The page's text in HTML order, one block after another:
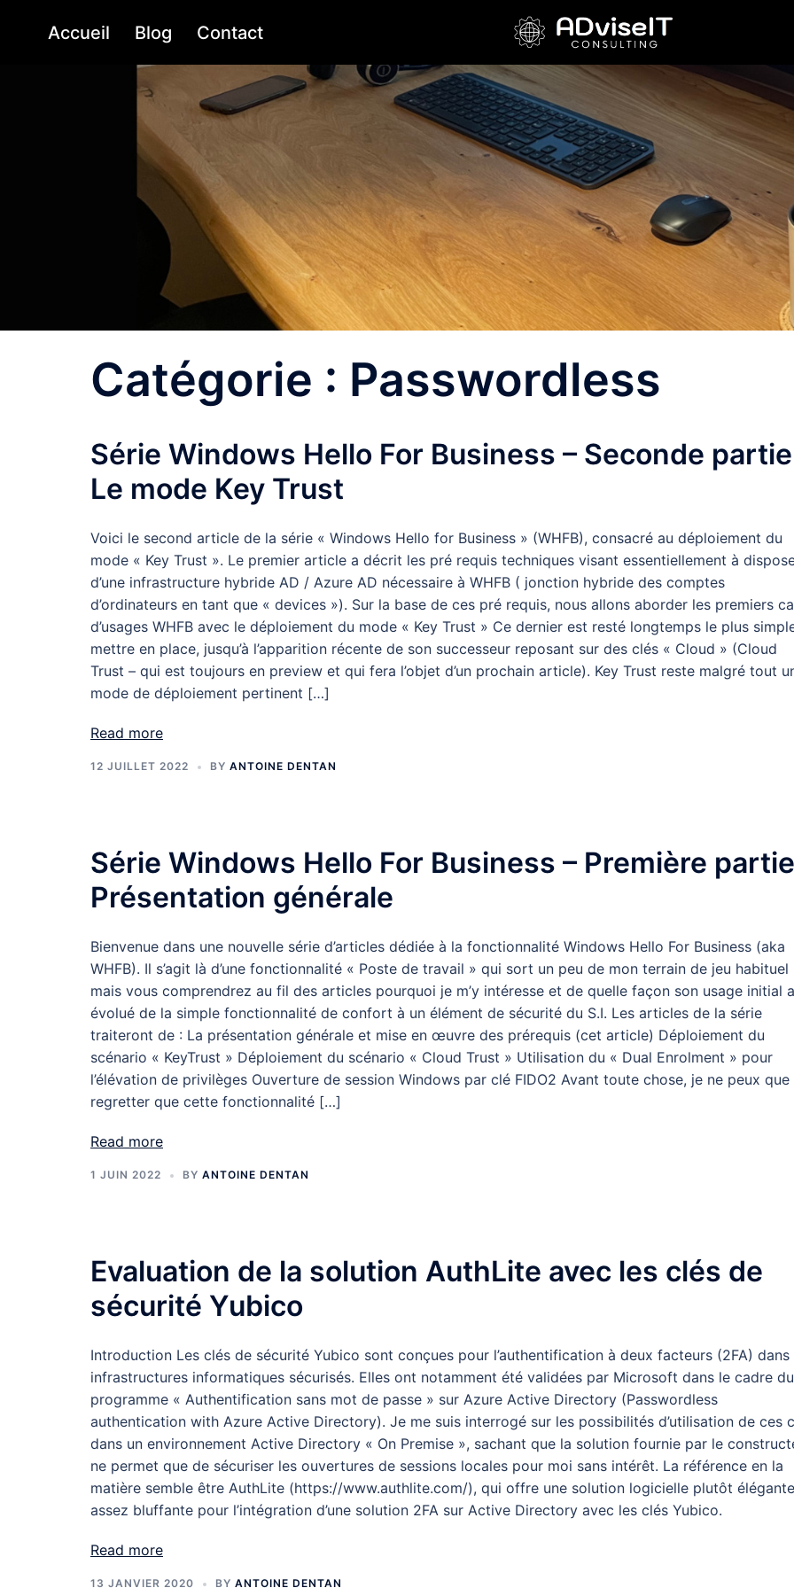
Accueil Blog Contact
Catégorie : Passwordless
Série Windows Hello For Business – Seconde
Le mode Key Trust
Voici le second article de la série « Windows Hello for Business » (WHFB), consacré au déploiement du
mode « Key Trust ». Le premier article a décrit les pré requis techniques visant essentiellement à
d’une infrastructure hybride AD / Azure AD nécessaire à WHFB ( jonction hybride des comptes
d’ordinateurs en tant que « devices »). Sur la base de ces pré requis, nous allons aborder les premiers
d’usages WHFB avec le déploiement du mode « Key Trust » Ce dernier est resté longtemps le plus
mettre en place, jusqu’à l’apparition récente de son successeur reposant sur des clés « Cloud » (Cloud
Trust – qui est toujours en preview et qui fera l’objet d’un prochain article). Key Trust reste malgré tout
mode de déploiement pertinent […]
Read more
12 JUILLET 2022 BY ANTOINE DENTAN
Série Windows Hello For Business – Première
Présentation générale
Bienvenue dans une nouvelle série d’articles dédiée à la fonctionnalité Windows Hello For Business (aka
WHFB). Il s’agit là d’une fonctionnalité « Poste de travail » qui sort un peu de mon terrain de jeu habituel
mais vous comprendrez au fil des articles pourquoi je m’y intéresse et de quelle façon son usage initial a
évolué de la simple fonctionnalité de confort à un élément de sécurité du S.I. Les articles de la série
traiteront de : La présentation générale et mise en œuvre des prérequis (cet article) Déploiement du
scénario « KeyTrust » Déploiement du scénario « Cloud Trust » Utilisation du « Dual Enrolment » pour
l’élévation de privilèges Ouverture de session Windows par clé FIDO2 Avant toute chose, je ne peux que
regretter que cette fonctionnalité […]
Read more
1 JUIN 2022 BY ANTOINE DENTAN
Evaluation de la solution AuthLite avec les clés de
sécurité Yubico
Introduction Les clés de sécurité Yubico sont conçues pour l’authentification à deux facteurs (2FA) dans
infrastructures informatiques sécurisés. Elles ont notamment été validées par Microsoft dans le cadre du
programme « Authentification sans mot de passe » sur Azure Active Directory (Passwordless
authentication with Azure Active Directory). Je me suis interrogé sur les possibilités d’utilisation de ces
dans un environnement Active Directory « On Premise », sachant que la solution fournie par le
ne permet que de sécuriser les ouvertures de sessions locales pour moi sans intérêt. La référence en la
matière semble être AuthLite (https://www.authlite.com/), qui offre une solution logicielle plutôt
assez bluffante pour l’intégration d’une solution 2FA sur Active Directory avec les clés Yubico.
Read more
13 JANVIER 2020 BY ANTOINE DENTAN